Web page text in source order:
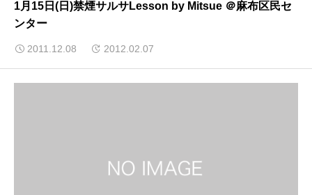
1月15日(日)禁煙サルサLesson by Mitsue ＠麻布区民セ
ンター
2011.12.08 2012.02.07